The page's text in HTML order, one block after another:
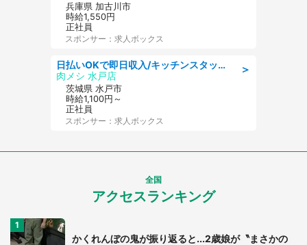
兵庫県 加古川市
時給1,550円
正社員
スポンサー：求人ボックス
＞
日払いOKで即日収入/キッチンスタッフ/「原付免許必須」デリバリー業務など、自己成長可能な幅広い仕事に挑戦!髪型自由&ピアス・ネイルOK/茨城県/水戸市
肉メシ 水戸店
茨城県 水戸市
時給1,100円～
正社員
スポンサー：求人ボックス
全国
アクセスランキング
かくれんぼの鬼が振り返ると...2歳娘が〝まさかの